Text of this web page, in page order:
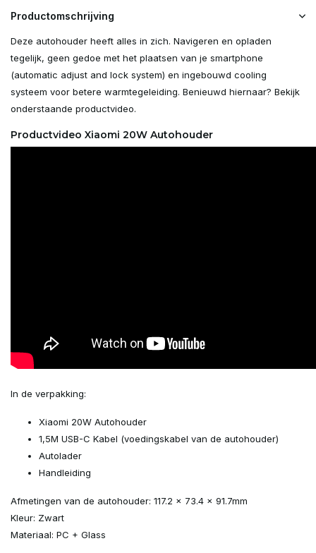
Productomschrijving
Deze autohouder heeft alles in zich. Navigeren en opladen
tegelijk, geen gedoe met het plaatsen van je smartphone
(automatic adjust and lock system) en ingebouwd cooling
systeem voor betere warmtegeleiding. Benieuwd hiernaar? Bekijk
onderstaande productvideo.
Productvideo Xiaomi 20W Autohouder
In de verpakking:
Xiaomi 20W Autohouder
1,5M USB-C Kabel (voedingskabel van de autohouder)
Autolader
Handleiding
Afmetingen van de autohouder: 117.2 x 73.4 x 91.7mm
Kleur: Zwart
Materiaal: PC + Glass